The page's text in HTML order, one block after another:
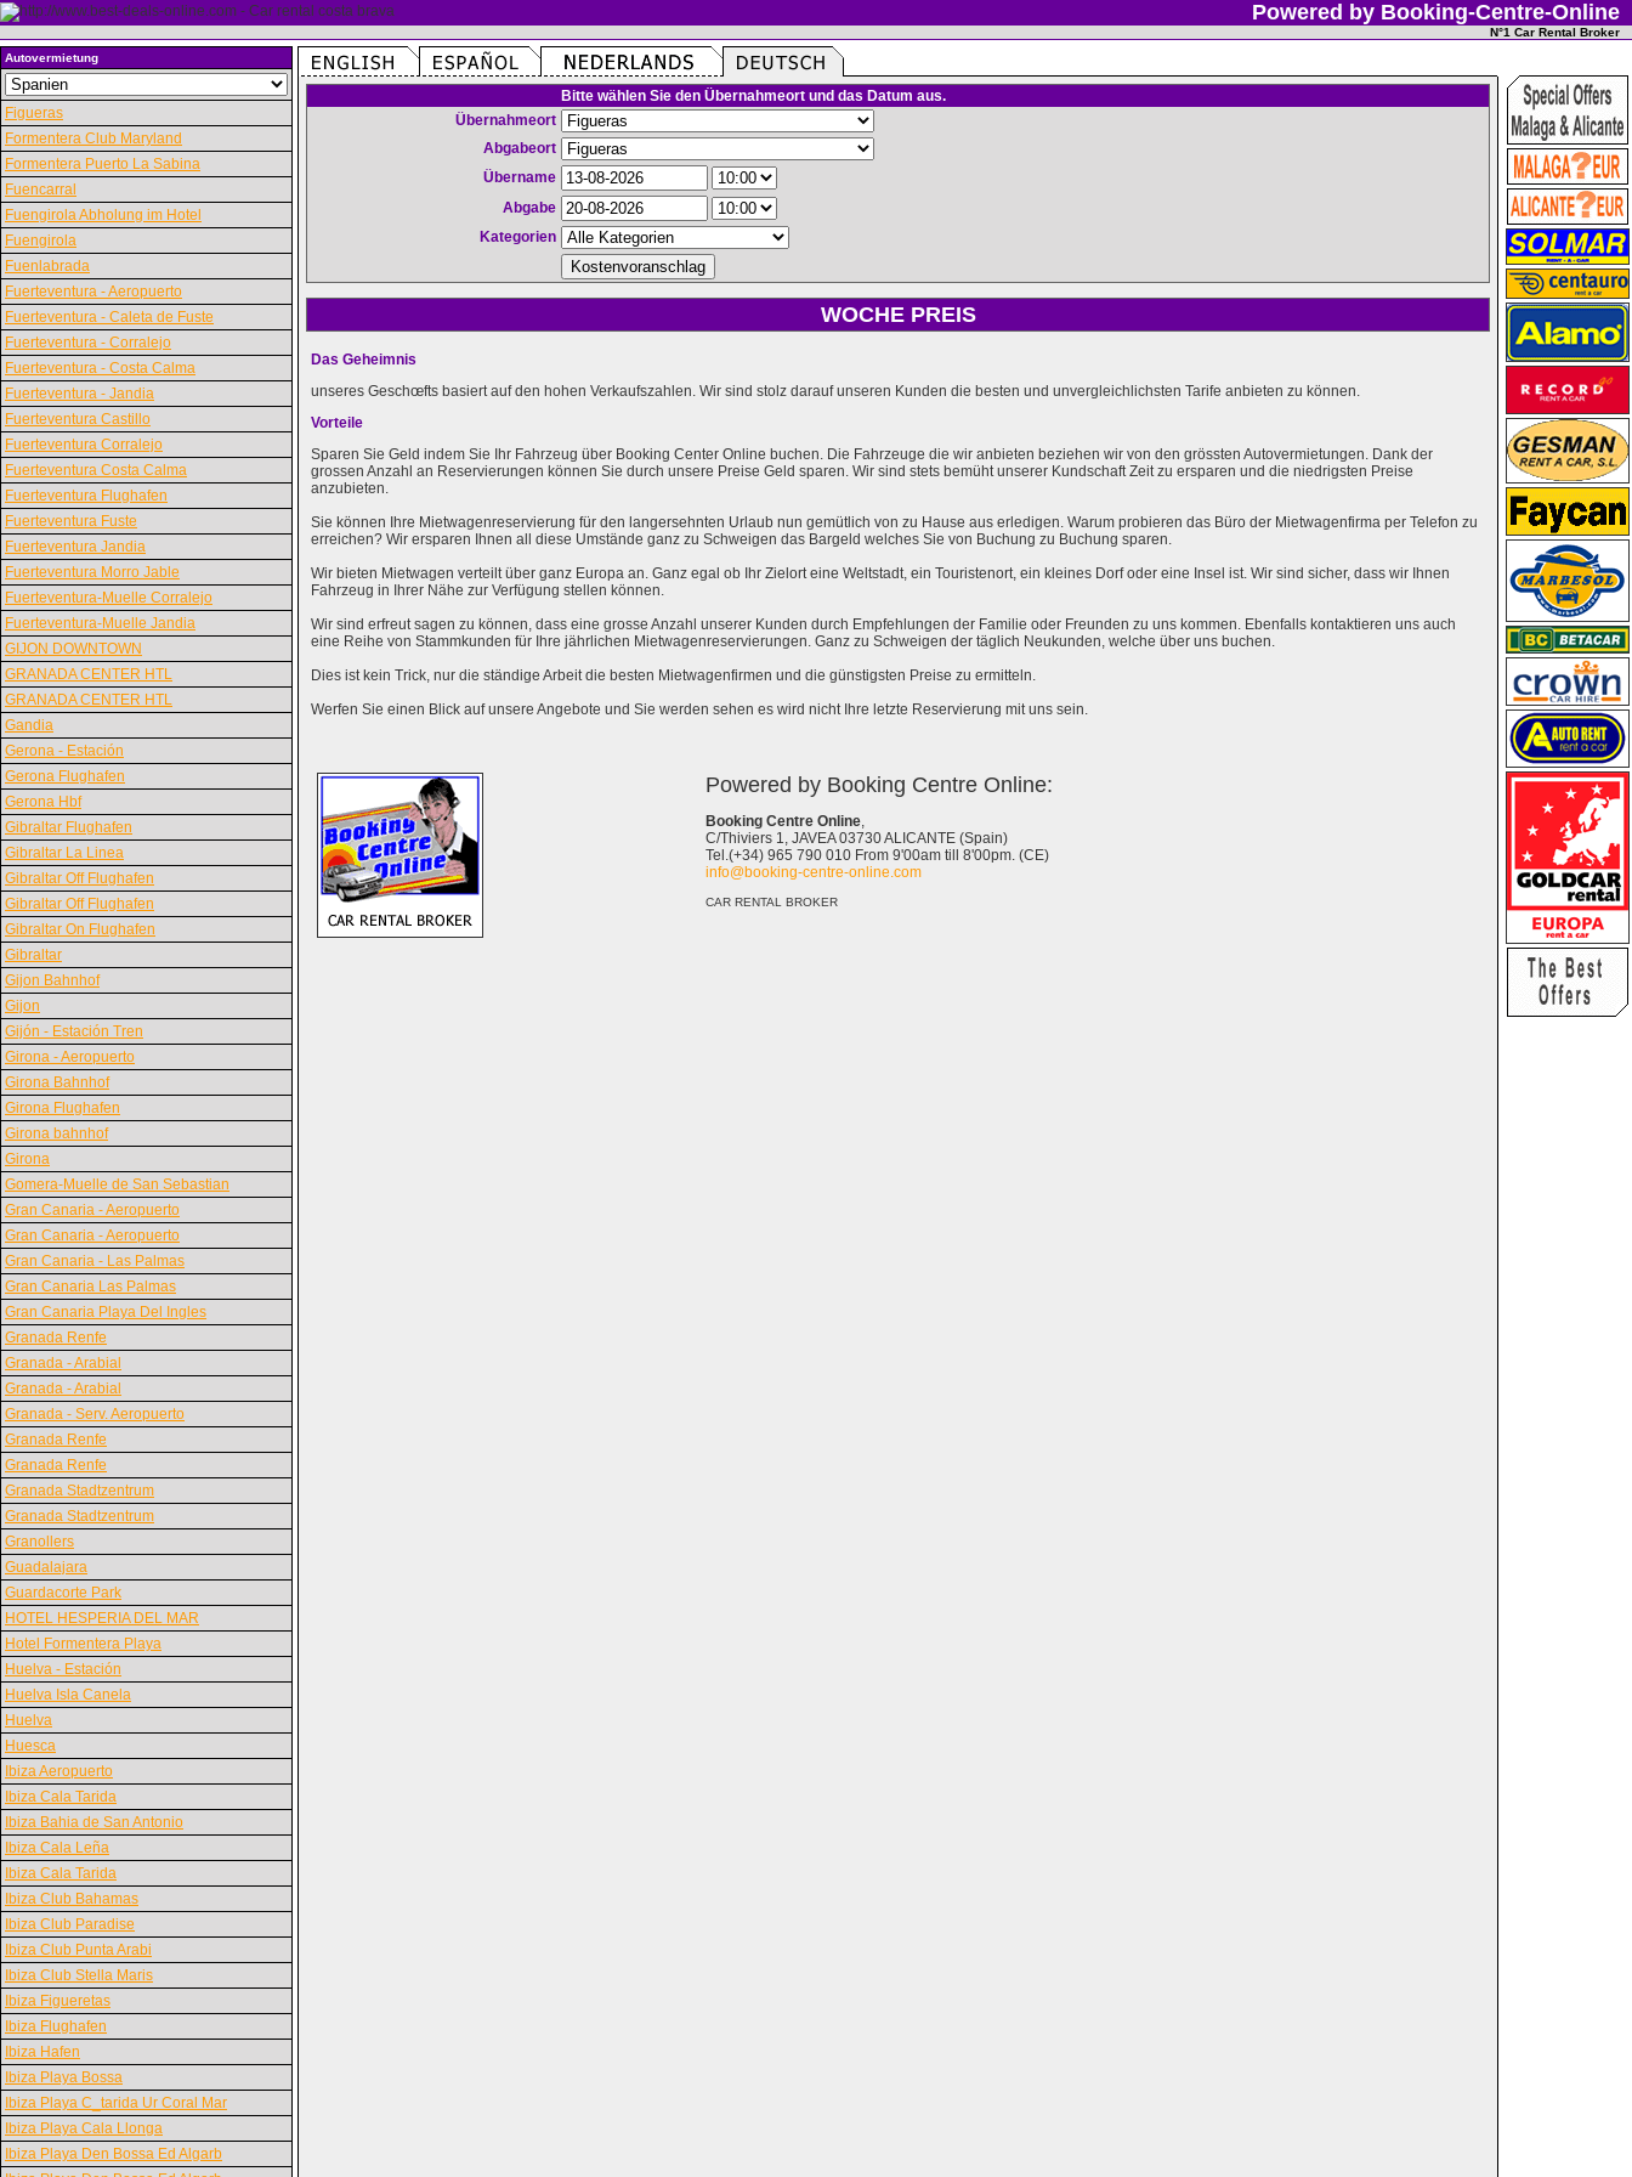
Powered by Booking-Centre-Online
N°1 Car Rental Broker
Autovermietung
Figueras
Formentera Club Maryland
Formentera Puerto La Sabina
Fuencarral
Fuengirola Abholung im Hotel
Fuengirola
Fuenlabrada
Fuerteventura - Aeropuerto
Fuerteventura - Caleta de Fuste
Fuerteventura - Corralejo
Fuerteventura - Costa Calma
Fuerteventura - Jandia
Fuerteventura Castillo
Fuerteventura Corralejo
Fuerteventura Costa Calma
Fuerteventura Flughafen
Fuerteventura Fuste
Fuerteventura Jandia
Fuerteventura Morro Jable
Fuerteventura-Muelle Corralejo
Fuerteventura-Muelle Jandia
GIJON DOWNTOWN
GRANADA CENTER HTL
GRANADA CENTER HTL
Gandia
Gerona - Estación
Gerona Flughafen
Gerona Hbf
Gibraltar Flughafen
Gibraltar La Linea
Gibraltar Off Flughafen
Gibraltar Off Flughafen
Gibraltar On Flughafen
Gibraltar
Gijon Bahnhof
Gijon
Gijón - Estación Tren
Girona - Aeropuerto
Girona Bahnhof
Girona Flughafen
Girona bahnhof
Girona
Gomera-Muelle de San Sebastian
Gran Canaria - Aeropuerto
Gran Canaria - Aeropuerto
Gran Canaria - Las Palmas
Gran Canaria Las Palmas
Gran Canaria Playa Del Ingles
Granada Renfe
Granada - Arabial
Granada - Arabial
Granada - Serv. Aeropuerto
Granada Renfe
Granada Renfe
Granada Stadtzentrum
Granada Stadtzentrum
Granollers
Guadalajara
Guardacorte Park
HOTEL HESPERIA DEL MAR
Hotel Formentera Playa
Huelva - Estación
Huelva Isla Canela
Huelva
Huesca
Ibiza Aeropuerto
Ibiza Cala Tarida
Ibiza Bahia de San Antonio
Ibiza Cala Leña
Ibiza Cala Tarida
Ibiza Club Bahamas
Ibiza Club Paradise
Ibiza Club Punta Arabi
Ibiza Club Stella Maris
Ibiza Figueretas
Ibiza Flughafen
Ibiza Hafen
Ibiza Playa Bossa
Ibiza Playa C_tarida Ur Coral Mar
Ibiza Playa Cala Llonga
Ibiza Playa Den Bossa Ed Algarb
Bitte wählen Sie den Übernahmeort und das Datum aus.
Übernahmeort
Abgabeort
Übername
Abgabe
Kategorien
WOCHE PREIS
Das Geheimnis
unseres Geschœfts basiert auf den hohen Verkaufszahlen. Wir sind stolz darauf unseren Kunden die besten und unvergleichlichsten Tarife anbieten zu können.
Vorteile
Sparen Sie Geld indem Sie Ihr Fahrzeug über Booking Center Online buchen. Die Fahrzeuge die wir anbieten beziehen wir von den grössten Autovermietungen. Dank der
grossen Anzahl an Reservierungen können Sie durch unsere Preise Geld sparen. Wir sind stets bemüht unserer Kundschaft Zeit zu ersparen und die niedrigsten Preise
anzubieten.
Sie können Ihre Mietwagenreservierung für den langersehnten Urlaub nun gemütlich von zu Hause aus erledigen. Warum probieren das Büro der Mietwagenfirma per Telefon zu
erreichen? Wir ersparen Ihnen all diese Umstände ganz zu Schweigen das Bargeld welches Sie von Buchung zu Buchung sparen.
Wir bieten Mietwagen verteilt über ganz Europa an. Ganz egal ob Ihr Zielort eine Weltstadt, ein Touristenort, ein kleines Dorf oder eine Insel ist. Wir sind sicher, dass wir Ihnen
Fahrzeug in Ihrer Nähe zur Verfügung stellen können.
Wir sind erfreut sagen zu können, dass eine grosse Anzahl unserer Kunden durch Empfehlungen der Familie oder Freunden zu uns kommen. Ebenfalls kontaktieren uns auch
eine Reihe von Stammkunden für Ihre jährlichen Mietwagenreservierungen. Ganz zu Schweigen der täglich Neukunden, welche über uns buchen.
Dies ist kein Trick, nur die ständige Arbeit die besten Mietwagenfirmen und die günstigsten Preise zu ermitteln.
Werfen Sie einen Blick auf unsere Angebote und Sie werden sehen es wird nicht Ihre letzte Reservierung mit uns sein.
Powered by Booking Centre Online:
Booking Centre Online,
C/Thiviers 1, JAVEA 03730 ALICANTE (Spain)
Tel.(+34) 965 790 010 From 9'00am till 8'00pm. (CE)
info@booking-centre-online.com
CAR RENTAL BROKER